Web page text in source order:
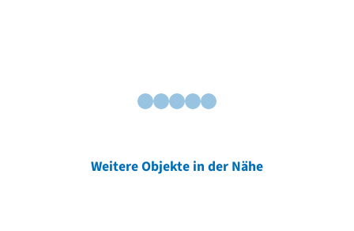
Weitere Objekte in der Nähe